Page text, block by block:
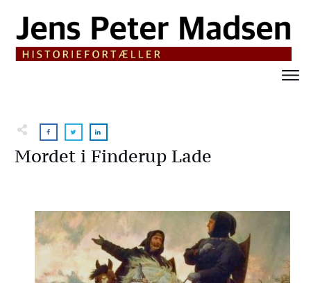
Mordet i Finderup Lade